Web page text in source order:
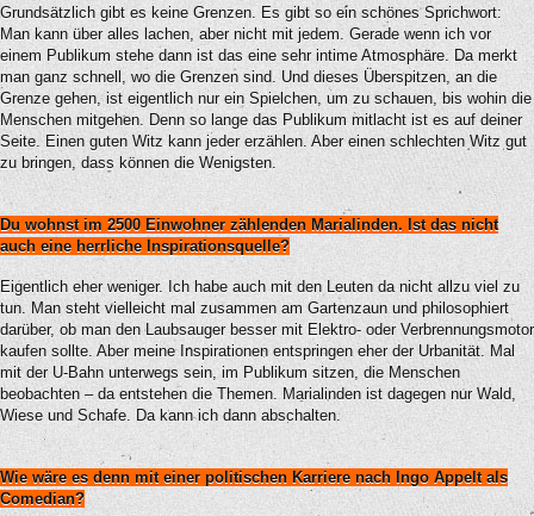
Grundsätzlich gibt es keine Grenzen. Es gibt so ein schönes Sprichwort:
Man kann über alles lachen, aber nicht mit jedem. Gerade wenn ich vor
einem Publikum stehe dann ist das eine sehr intime Atmosphäre. Da merkt
man ganz schnell, wo die Grenzen sind. Und dieses Überspitzen, an die
Grenze gehen, ist eigentlich nur ein Spielchen, um zu schauen, bis wohin die
Menschen mitgehen. Denn so lange das Publikum mitlacht ist es auf deiner
Seite. Einen guten Witz kann jeder erzählen. Aber einen schlechten Witz gut
zu bringen, dass können die Wenigsten.
Du wohnst im 2500 Einwohner zählenden Marialinden. Ist das nicht
auch eine herrliche Inspirationsquelle?
Eigentlich eher weniger. Ich habe auch mit den Leuten da nicht allzu viel zu
tun. Man steht vielleicht mal zusammen am Gartenzaun und philosophiert
darüber, ob man den Laubsauger besser mit Elektro- oder Verbrennungsmotor
kaufen sollte. Aber meine Inspirationen entspringen eher der Urbanität. Mal
mit der U-Bahn unterwegs sein, im Publikum sitzen, die Menschen
beobachten – da entstehen die Themen. Marialinden ist dagegen nur Wald,
Wiese und Schafe. Da kann ich dann abschalten.
Wie wäre es denn mit einer politischen Karriere nach Ingo Appelt als
Comedian?